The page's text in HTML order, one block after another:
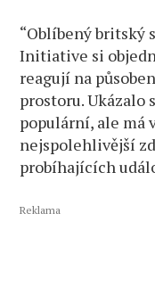
“Oblíbený
Initiative si
reagují na
prostoru. Ukázalo
populární, ale má
nejspolehlivější
probíhajících
Reklama